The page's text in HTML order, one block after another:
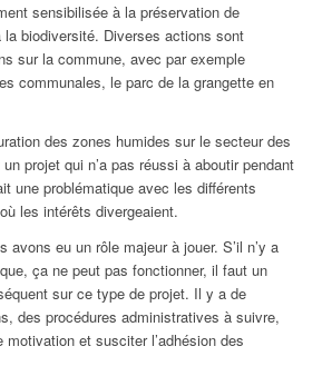
sensibilisée à la préservation de
la biodiversité. Diverses actions sont
sur la commune, avec par exemple
communales, le parc de la grangette en
des zones humides sur le secteur des
projet qui n’a pas réussi à aboutir pendant
une problématique avec les différents
les intérêts divergeaient.
avons eu un rôle majeur à jouer. S’il n’y a
ça ne peut pas fonctionner, il faut un
sur ce type de projet. Il y a de
des procédures administratives à suivre,
et susciter l’adhésion des